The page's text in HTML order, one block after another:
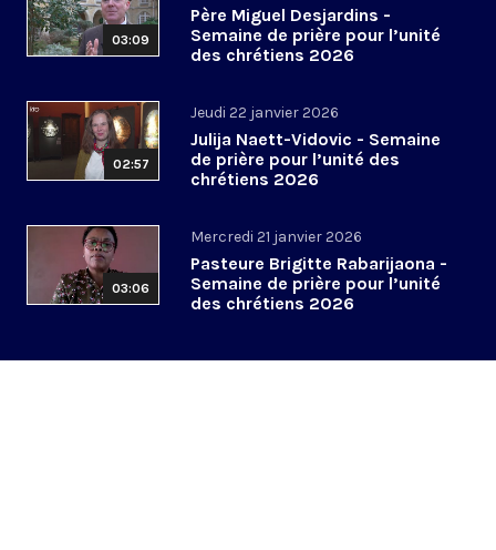
03:09
Père Miguel Desjardins -
Semaine de prière pour l’unité
des chrétiens 2026
02:57
Jeudi 22 janvier 2026
Julija Naett-Vidovic - Semaine
de prière pour l’unité des
chrétiens 2026
03:06
Mercredi 21 janvier 2026
Pasteure Brigitte Rabarijaona -
Semaine de prière pour l’unité
des chrétiens 2026